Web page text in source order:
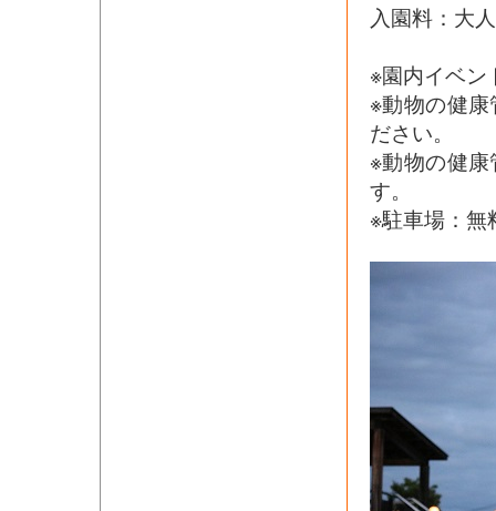
入園料：大
※園内イベン
※動物の健
ださい。
※動物の健
す。
※駐車場：